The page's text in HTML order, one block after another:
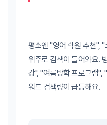
평소엔 "영어 학원 추천",
위주로 검색이 들어와요.
강", "여름방학 프로그램",
워드 검색량이 급등해요.